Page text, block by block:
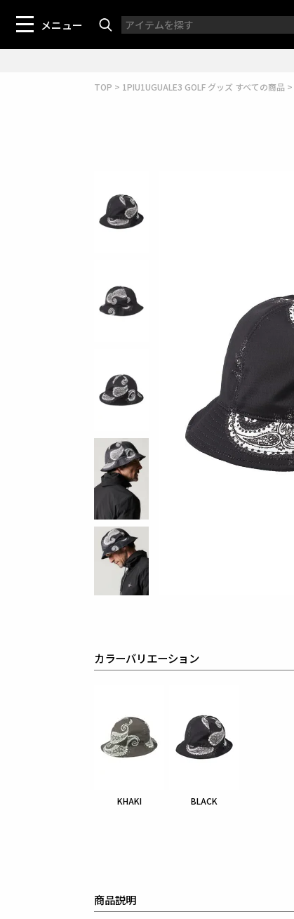
メニュー
TOP 1PIU1UGUALE3 GOLF グッズ すべての商品
カラーバリエーション
KHAKI BLACK
商品説明